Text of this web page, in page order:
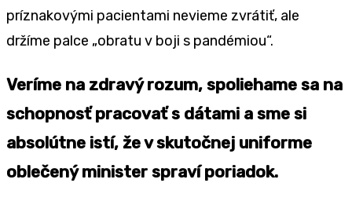
príznakovými pacientami nevieme zvrátiť, ale
držíme palce „obratu v boji s pandémiou“.
Veríme na zdravý rozum, spoliehame sa na
schopnosť pracovať s dátami a sme si
absolútne istí, že v skutočnej uniforme
oblečený minister spraví poriadok.